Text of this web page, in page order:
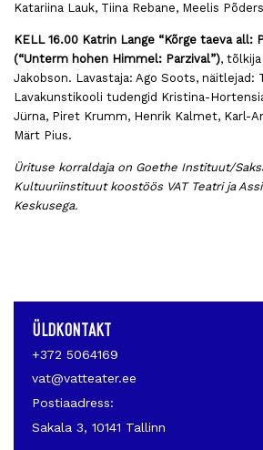
Katariina Lauk, Tiina Rebane, Meelis
KELL 16.00 Katrin Lange “Kõrge taeva all:
(“Unterm hohen Himmel: Parzival”), tõlkija
Jakobson. Lavastaja: Ago Soots, näitlejad:
Lavakunstikooli tudengid Kristina-
Jürna, Piret Krumm, Henrik Kalmet, Karl-
Märt Pius.
Ürituse korraldaja on Goethe Instituut/
Kultuuriinstituut koostöös VAT Teatri ja
Keskusega.
ÜLDKONTAKT
+372 5064169
vat@vatteater.ee
Postiaadress:
Sakala 3, 10141 Tallinn